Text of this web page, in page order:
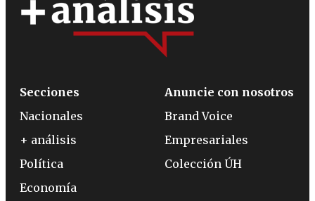
Secciones
Nacionales
+ análisis
Política
Economía
Anuncie con nosotros
Brand Voice
Empresariales
Colección ÚH